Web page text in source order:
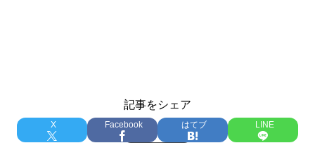
記事をシェア
X Facebook はてブ LINE